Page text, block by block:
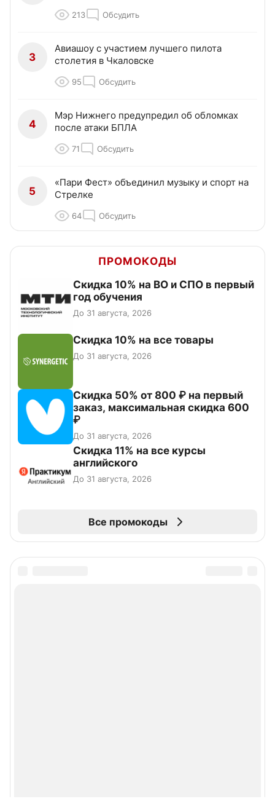
213 Обсудить
3
Авиашоу с участием лучшего пилота
столетия в Чкаловске
95 Обсудить
4
Мэр Нижнего предупредил об обломках
после атаки БПЛА
71 Обсудить
5
«Пари Фест» объединил музыку и спорт на
Стрелке
64 Обсудить
ПРОМОКОДЫ
Скидка 10% на ВО и СПО в первый
год обучения
До 31 августа, 2026
Скидка 10% на все товары
До 31 августа, 2026
Скидка 50% от 800 ₽ на первый
заказ, максимальная скидка 600
₽
До 31 августа, 2026
Скидка 11% на все курсы
английского
До 31 августа, 2026
Все промокоды